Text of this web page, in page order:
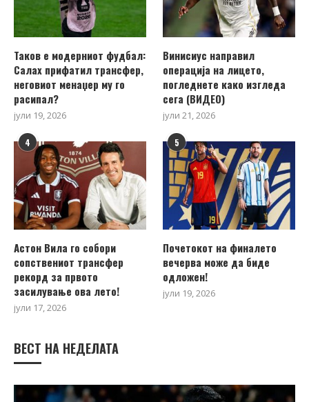
Таков е модерниот фудбал:
Салах прифатил трансфер,
неговиот менаџер му го
расипал?
јули 19, 2026
Винисиус направил
операција на лицето,
погледнете како изгледа
сега (ВИДЕО)
јули 21, 2026
4
Астон Вила го собори
сопствениот трансфер
рекорд за првото
засилување ова лето!
јули 17, 2026
5
Почетокот на финалето
вечерва може да биде
одложен!
јули 19, 2026
ВЕСТ НА НЕДЕЛАТА